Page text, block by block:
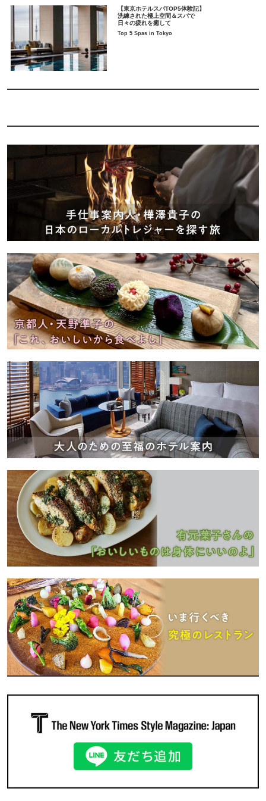
【東京ホテルスパTOP5体験記】
洗練された極上空間＆スパで
日々の疲れを癒して
Top 5 Spas in Tokyo